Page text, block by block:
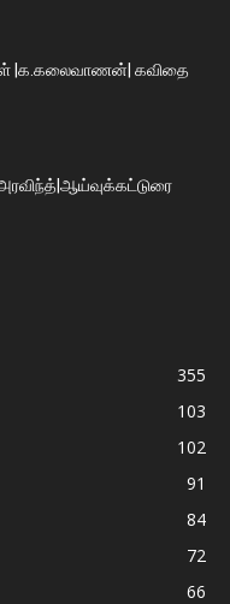
|க.கலைவாணன்| கவிதை
355
103
102
91
84
72
66